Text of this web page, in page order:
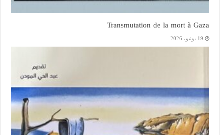
Transmutation de la mort à Gaza
19 يونيو، 2026